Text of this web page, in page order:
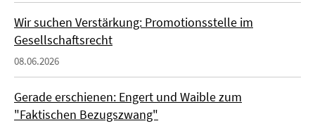
Wir suchen Verstärkung: Promotionsstelle im
Gesellschaftsrecht
08.06.2026
Gerade erschienen: Engert und Waible zum
"Faktischen Bezugszwang"